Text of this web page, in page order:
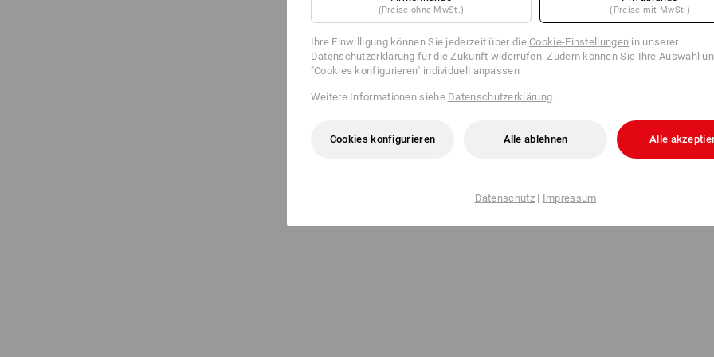
(Preise ohne MwSt.) (Preise mit MwSt.)
Ihre Einwilligung können Sie jederzeit über dieCookie-Einstellungen in unserer
Datenschutzerklärung für die Zukunft widerrufen. Zudem können Sie Ihre Auswahl
"Cookies konfigurieren" individuell anpassen
Weitere Informationen siehe Datenschutzerklärung.
Cookies konfigurieren Alle ablehnen Alle
Datenschutz| Impressum